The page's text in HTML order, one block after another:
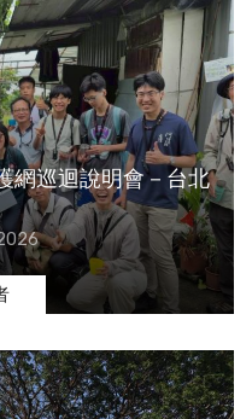
網巡迴說明會－台北